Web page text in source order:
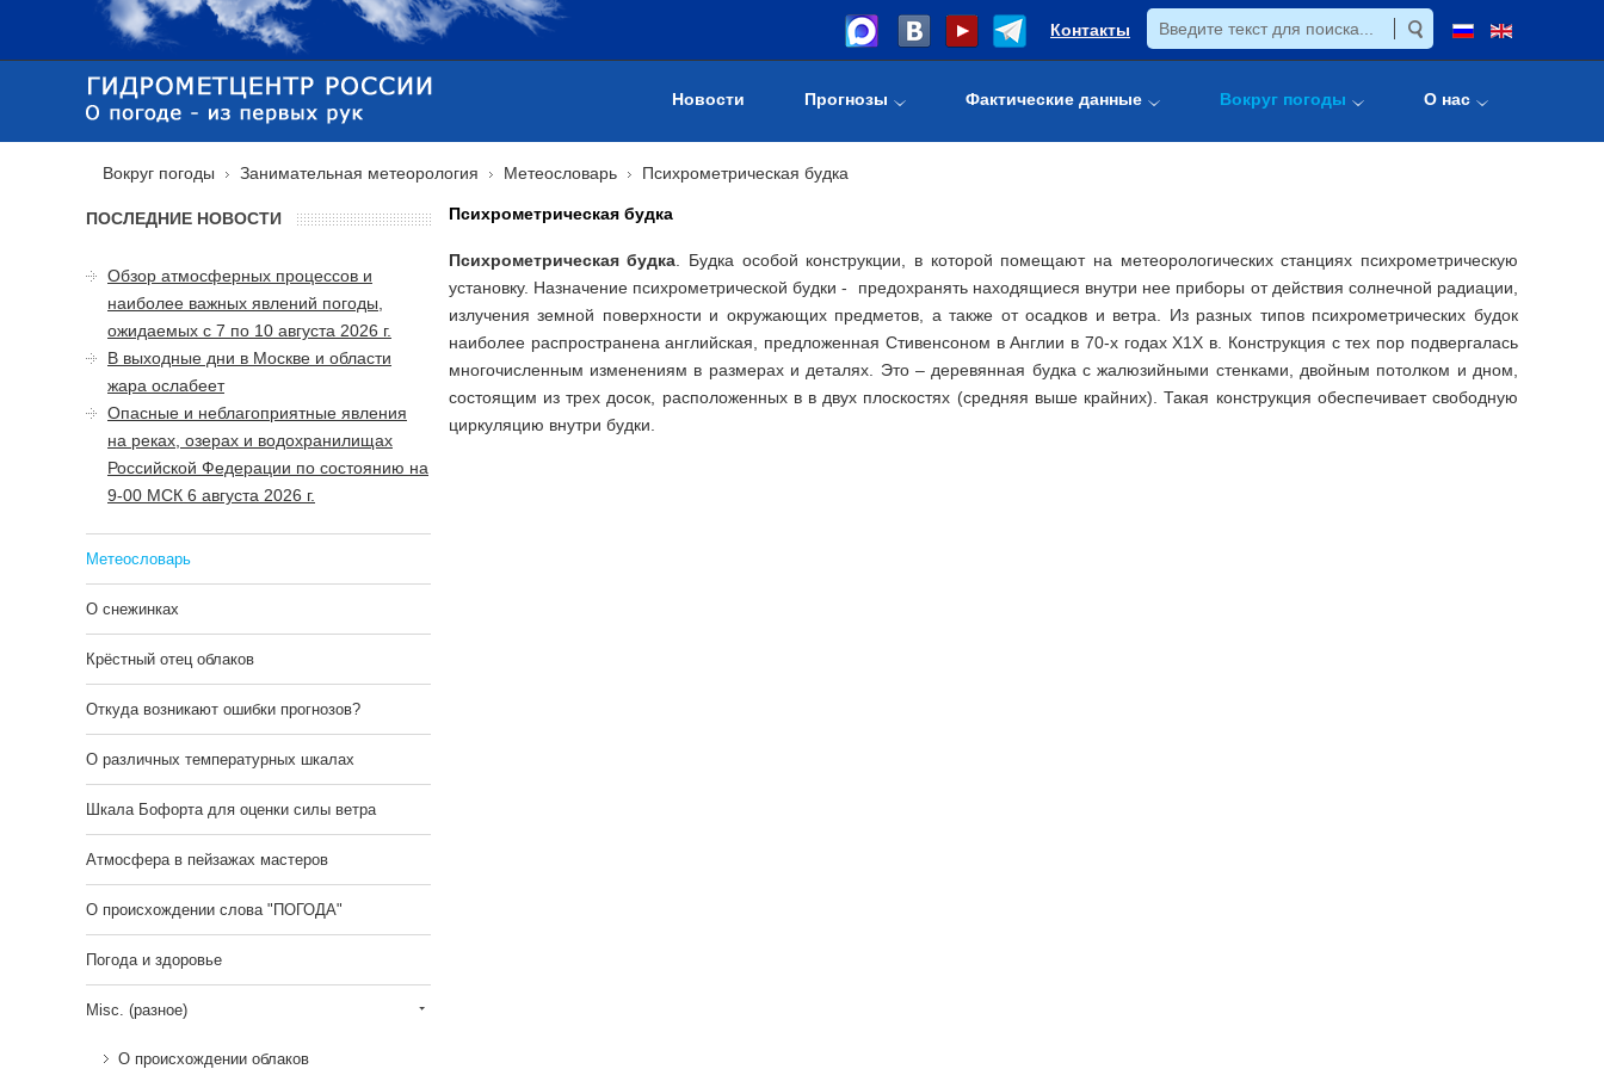
Контакты
Новости Прогнозы Фактические данные Вокруг погоды О нас
Вокруг погоды Занимательная метеорология Метеословарь Психрометрическая будка
Психрометрическая будка
Психрометрическая будка . Будка особой конструкции, в которой помещают на метеорологических станциях психрометрическую
установку. Назначение психрометрической будки - предохранять находящиеся внутри нее приборы от действия солнечной радиации,
излучения земной поверхности и окружающих предметов, а также от осадков и ветра. Из разных типов психрометрических будок
наиболее распространена английская, предложенная Стивенсоном в Англии в 70-х годах Х1Х в. Конструкция с тех пор подвергалась
многочисленным изменениям в размерах и деталях. Это – деревянная будка с жалюзийными стенками, двойным потолком и дном,
состоящим из трех досок, расположенных в в двух плоскостях (средняя выше крайних). Такая конструкция обеспечивает свободную
циркуляцию внутри будки.
ПОСЛЕДНИЕ НОВОСТИ
Обзор атмосферных процессов и
наиболее важных явлений погоды,
ожидаемых с 7 по 10 августа 2026 г.
В выходные дни в Москве и области
жара ослабеет
Опасные и неблагоприятные явления
на реках, озерах и водохранилищах
Российской Федерации по состоянию на
9-00 МСК 6 августа 2026 г.
Метеословарь
О снежинках
Крёстный отец облаков
Откуда возникают ошибки прогнозов?
О различных температурных шкалах
Шкала Бофорта для оценки силы ветра
Атмосфера в пейзажах мастеров
О происхождении слова "ПОГОДА"
Погода и здоровье
Misc. (разное)
О происхождении облаков